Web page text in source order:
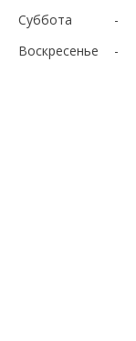
Суббота
Воскресенье